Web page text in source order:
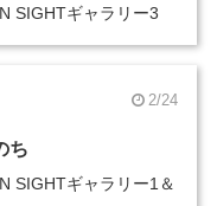
SIGHTギャラリー3
2/24
ち
SIGHTギャラリー1＆